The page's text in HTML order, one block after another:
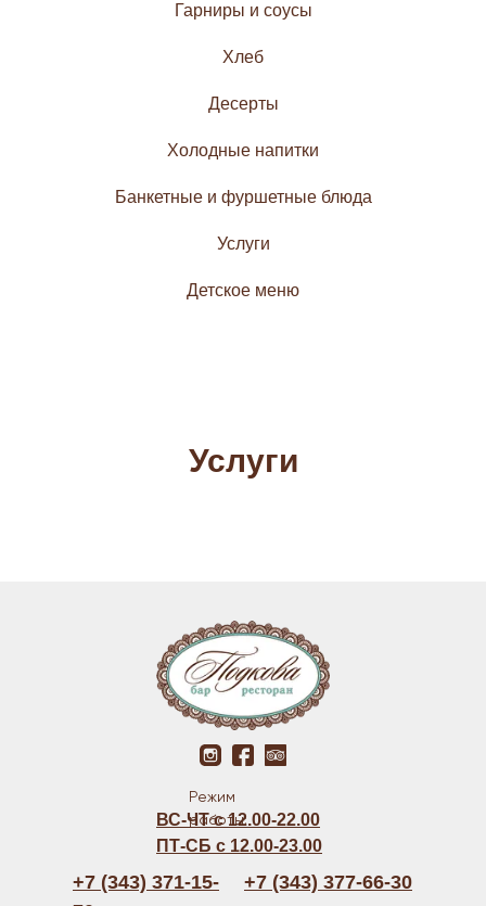
Гарниры и соусы
Хлеб
Десерты
Холодные напитки
Банкетные и фуршетные блюда
Услуги
Детское меню
Услуги
Режим
работы:
+7 (343) 371-15-
+7 (343) 377-66-30
ВС-ЧТ с 12.00-22.00
ПТ-СБ с 12.00-23.00